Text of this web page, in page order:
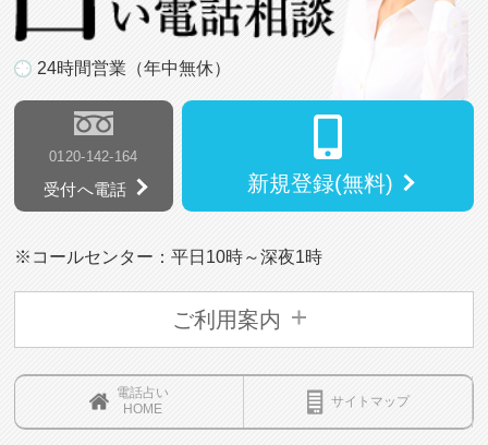
24時間営業（年中無休）
0120-142-164
受付へ電話 新規登録(無料)
※コールセンター：平日10時～深夜1時
ご利用案内
電話占い
HOME
サイトマップ